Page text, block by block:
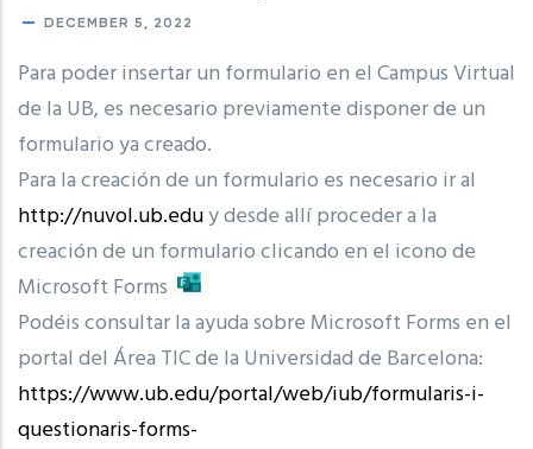
DECEMBER 5, 2022
Para poder insertar un formulario en el Campus Virtual
de la UB, es necesario previamente disponer de un
formulario ya creado.
Para la creación de un formulario es necesario ir al
http://nuvol.ub.eduy desde allí proceder a la
creación de un formulario clicando en el icono de
Microsoft Forms
Podéis consultar la ayuda sobre Microsoft Forms en el
portal del Área TIC de la Universidad de Barcelona:
https://www.ub.edu/portal/web/iub/formularis-i-
questionaris-forms-